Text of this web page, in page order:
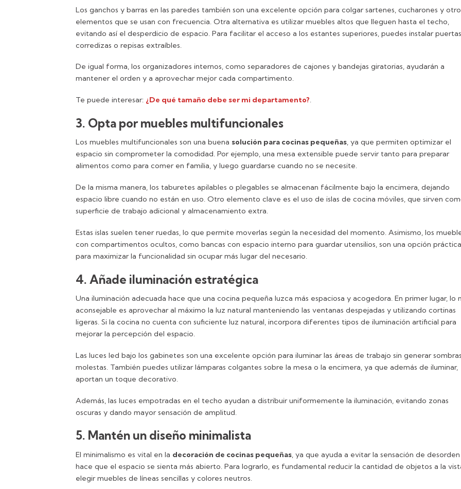
Los ganchos y barras en las paredes también son una excelente opción para colgar sartenes, cucharones y
elementos que se usan con frecuencia. Otra alternativa es utilizar muebles altos que lleguen hasta el techo,
evitando así el desperdicio de espacio. Para facilitar el acceso a los estantes superiores, puedes instalar puertas
corredizas o repisas extraíbles.
De igual forma, los organizadores internos, como separadores de cajones y bandejas giratorias, ayudarán a
mantener el orden y a aprovechar mejor cada compartimento.
Te puede interesar: ¿De qué tamaño debe ser mi departamento?.
3. Opta por muebles multifuncionales
Los muebles multifuncionales son una buena solución para cocinas pequeñas, ya que permiten optimizar el
espacio sin comprometer la comodidad. Por ejemplo, una mesa extensible puede servir tanto para preparar
alimentos como para comer en familia, y luego guardarse cuando no se necesite.
De la misma manera, los taburetes apilables o plegables se almacenan fácilmente bajo la encimera, dejando
espacio libre cuando no están en uso. Otro elemento clave es el uso de islas de cocina móviles, que sirven
superficie de trabajo adicional y almacenamiento extra.
Estas islas suelen tener ruedas, lo que permite moverlas según la necesidad del momento. Asimismo, los
con compartimentos ocultos, como bancas con espacio interno para guardar utensilios, son una opción práctica
para maximizar la funcionalidad sin ocupar más lugar del necesario.
4. Añade iluminación estratégica
Una iluminación adecuada hace que una cocina pequeña luzca más espaciosa y acogedora. En primer lugar, lo
aconsejable es aprovechar al máximo la luz natural manteniendo las ventanas despejadas y utilizando cortinas
ligeras. Si la cocina no cuenta con suficiente luz natural, incorpora diferentes tipos de iluminación artificial para
mejorar la percepción del espacio.
Las luces led bajo los gabinetes son una excelente opción para iluminar las áreas de trabajo sin generar sombras
molestas. También puedes utilizar lámparas colgantes sobre la mesa o la encimera, ya que además de iluminar,
aportan un toque decorativo.
Además, las luces empotradas en el techo ayudan a distribuir uniformemente la iluminación, evitando zonas
oscuras y dando mayor sensación de amplitud.
5. Mantén un diseño minimalista
El minimalismo es vital en la decoración de cocinas pequeñas, ya que ayuda a evitar la sensación de
hace que el espacio se sienta más abierto. Para lograrlo, es fundamental reducir la cantidad de objetos a la
elegir muebles de líneas sencillas y colores neutros.